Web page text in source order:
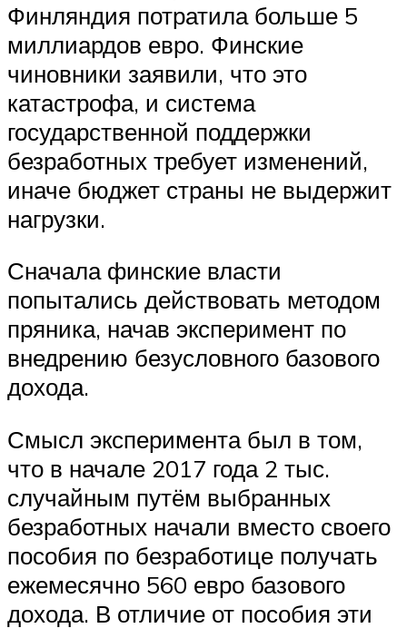
Финляндия потратила больше 5
миллиардов евро. Финские
чиновники заявили, что это
катастрофа, и система
государственной поддержки
безработных требует изменений,
иначе бюджет страны не выдержит
нагрузки.
Сначала финские власти
попытались действовать методом
пряника, начав эксперимент по
внедрению безусловного базового
дохода.
Смысл эксперимента был в том,
что в начале 2017 года 2 тыс.
случайным путём выбранных
безработных начали вместо своего
пособия по безработице получать
ежемесячно 560 евро базового
дохода. В отличие от пособия эти